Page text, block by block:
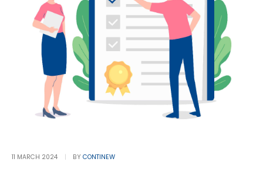
11 MARCH 2024 BY CONTINEW